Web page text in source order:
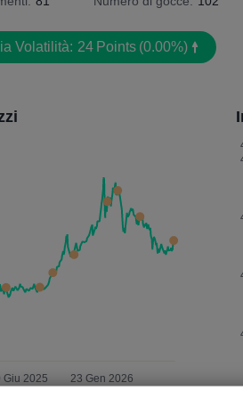
Volatilità: 24 Points (0.00%)